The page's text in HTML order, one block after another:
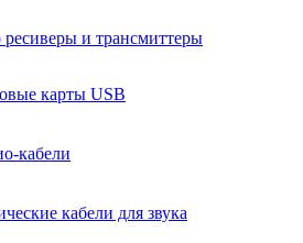
ресиверы и трансмиттеры
карты USB
кабели
кабели для звука